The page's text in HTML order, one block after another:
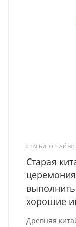
СТАТЬИ О
Старая
хорошие
Древняя